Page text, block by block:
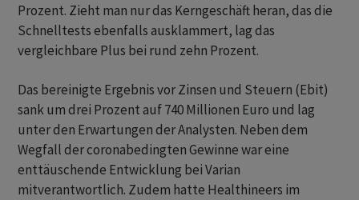
Prozent. Zieht man nur das Kerngeschäft heran, das die
Schnelltests ebenfalls ausklammert, lag das
vergleichbare Plus bei rund zehn Prozent.
Das bereinigte Ergebnis vor Zinsen und Steuern (Ebit)
sank um drei Prozent auf 740 Millionen Euro und lag
unter den Erwartungen der Analysten. Neben dem
Wegfall der coronabedingten Gewinne war eine
enttäuschende Entwicklung bei Varian
mitverantwortlich. Zudem hatte Healthineers im